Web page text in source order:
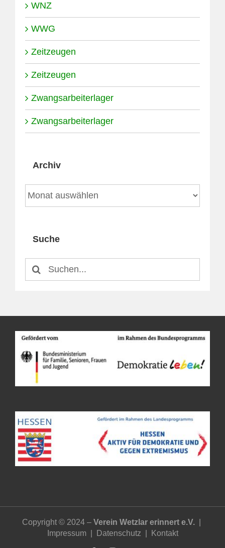
WNZ
WWG
Zeitzeugen
Zeitzeugen
Zwangsarbeiterlager
Zwangsarbeiterlager
Archiv
Archiv
Suche
Suche
nach:
Copyright © 2024 – Verein Wetzlar erinnert e.V.
Impressum| Datenschutz Kontakt